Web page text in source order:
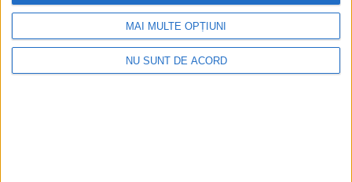
MAI MULTE OPȚIUNI
NU SUNT DE ACORD